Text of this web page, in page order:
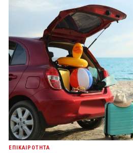
ΕΠΙΚΑΙΡΟΤΗΤΑ